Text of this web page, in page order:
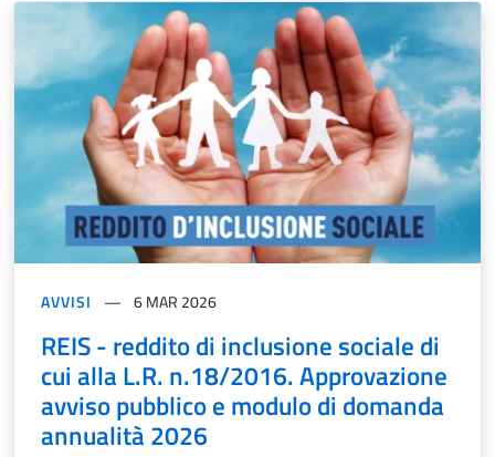
AVVISI 6 MAR 2026
REIS - reddito di inclusione sociale di
cui alla L.R. n.18/2016. Approvazione
avviso pubblico e modulo di domanda
annualità 2026